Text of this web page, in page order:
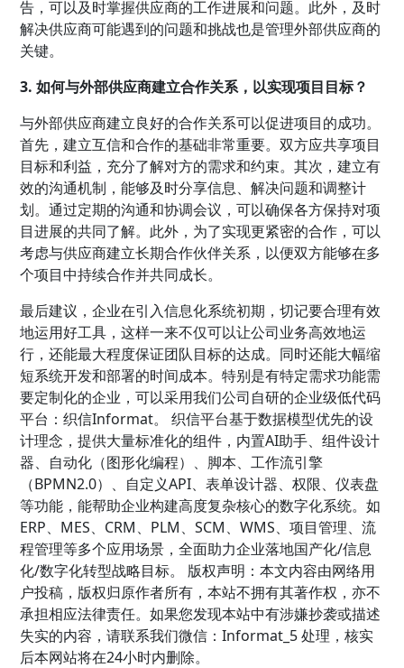
告，可以及时掌握供应商的工作进展和问题。此外，及时
解决供应商可能遇到的问题和挑战也是管理外部供应商的
关键。
3. 如何与外部供应商建立合作关系，以实现项目目标？
与外部供应商建立良好的合作关系可以促进项目的成功。
首先，建立互信和合作的基础非常重要。双方应共享项目
目标和利益，充分了解对方的需求和约束。其次，建立有
效的沟通机制，能够及时分享信息、解决问题和调整计
划。通过定期的沟通和协调会议，可以确保各方保持对项
目进展的共同了解。此外，为了实现更紧密的合作，可以
考虑与供应商建立长期合作伙伴关系，以便双方能够在多
个项目中持续合作并共同成长。
最后建议，企业在引入信息化系统初期，切记要合理有效
地运用好工具，这样一来不仅可以让公司业务高效地运
行，还能最大程度保证团队目标的达成。同时还能大幅缩
短系统开发和部署的时间成本。特别是有特定需求功能需
要定制化的企业，可以采用我们公司自研的企业级低代码
平台：织信Informat。 织信平台基于数据模型优先的设
计理念，提供大量标准化的组件，内置AI助手、组件设计
器、自动化（图形化编程）、脚本、工作流引擎
（BPMN2.0）、自定义API、表单设计器、权限、仪表盘
等功能，能帮助企业构建高度复杂核心的数字化系统。如
ERP、MES、CRM、PLM、SCM、WMS、项目管理、流
程管理等多个应用场景，全面助力企业落地国产化/信息
化/数字化转型战略目标。 版权声明：本文内容由网络用
户投稿，版权归原作者所有，本站不拥有其著作权，亦不
承担相应法律责任。如果您发现本站中有涉嫌抄袭或描述
失实的内容，请联系我们微信：Informat_5 处理，核实
后本网站将在24小时内删除。